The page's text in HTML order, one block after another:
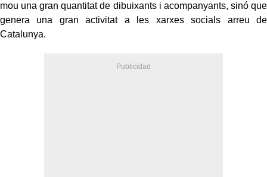
mou una gran quantitat de dibuixants i acompanyants, sinó que
genera una gran activitat a les xarxes socials arreu de
Catalunya.